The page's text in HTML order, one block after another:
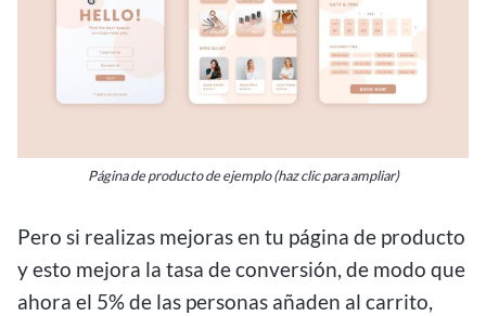
Página de producto de ejemplo (haz clic para ampliar)
Pero si realizas mejoras en tu página de producto
y esto mejora la tasa de conversión, de modo que
ahora el 5% de las personas añaden al carrito,